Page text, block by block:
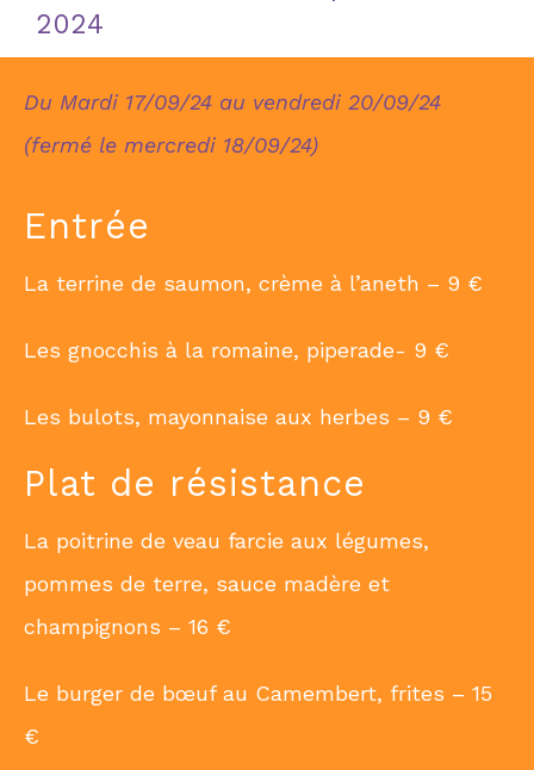
2024
Du Mardi 17/09/24 au vendredi 20/09/24
(fermé le mercredi 18/09/24)
Entrée
La terrine de saumon, crème à l’aneth – 9 €
Les gnocchis à la romaine, piperade- 9 €
Les bulots, mayonnaise aux herbes – 9 €
Plat de résistance
La poitrine de veau farcie aux légumes,
pommes de terre, sauce madère et
champignons – 16 €
Le burger de bœuf au Camembert, frites – 15
€